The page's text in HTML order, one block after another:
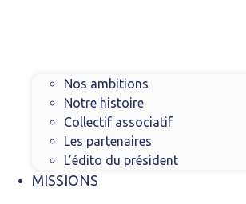
Nos ambitions
Notre histoire
Collectif associatif
Les partenaires
L’édito du président
MISSIONS